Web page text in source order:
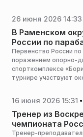
предоставили РИАМО
26 июня 2026 14:33
В Раменском
России по
Первенство России
поражением опорно-
спорткомплексе
турнире участвуют
16 июня 2026 15:31
Тренер из
чемпионата
Тренер-